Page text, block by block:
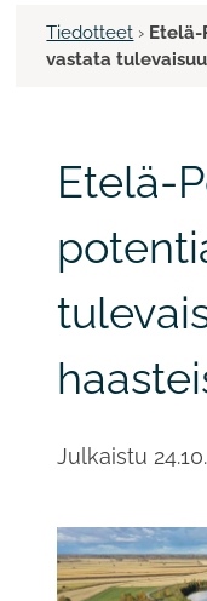
Tiedotteet ›
vastata
Etelä-
Julkaistu